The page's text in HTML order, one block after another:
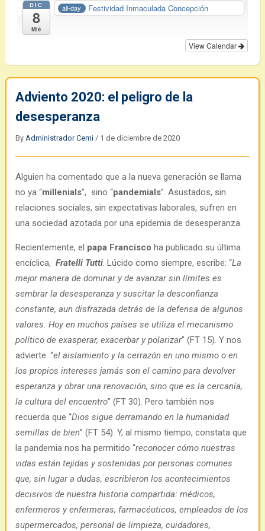
DIC
8
Mié
all-day Festividad Inmaculada Concepción
View Calendar
Adviento 2020: el peligro de la
desesperanza
By Administrador Cemi/ 1 de diciembre de 2020
Alguien ha comentado que a la nueva generación se llama
no ya “millenials”, sino “pandemials”. Asustados, sin
relaciones sociales, sin expectativas laborales, sufren en
una sociedad azotada por una epidemia de desesperanza.
Recientemente, el papa Francisco ha publicado su última
encíclica, Fratelli Tutti. Lúcido como siempre, escribe: “La
mejor manera de dominar y de avanzar sin límites es
sembrar la desesperanza y suscitar la desconfianza
constante, aun disfrazada detrás de la defensa de algunos
valores. Hoy en muchos países se utiliza el mecanismo
político de exasperar, exacerbar y polarizar” (FT 15). Y nos
advierte: “el aislamiento y la cerrazón en uno mismo o en
los propios intereses jamás son el camino para devolver
esperanza y obrar una renovación, sino que es la cercanía,
la cultura del encuentro” (FT 30). Pero también nos
recuerda que “Dios sigue derramando en la humanidad
semillas de bien” (FT 54). Y, al mismo tiempo, constata que
la pandemia nos ha permitido “reconocer cómo nuestras
vidas están tejidas y sostenidas por personas comunes
que, sin lugar a dudas, escribieron los acontecimientos
decisivos de nuestra historia compartida: médicos,
enfermeros y enfermeras, farmacéuticos, empleados de los
supermercados, personal de limpieza, cuidadores,